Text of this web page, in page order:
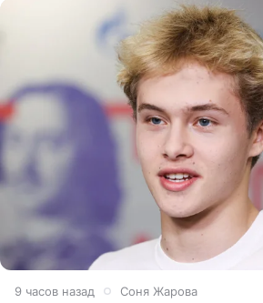
9 часов назад Соня Жарова